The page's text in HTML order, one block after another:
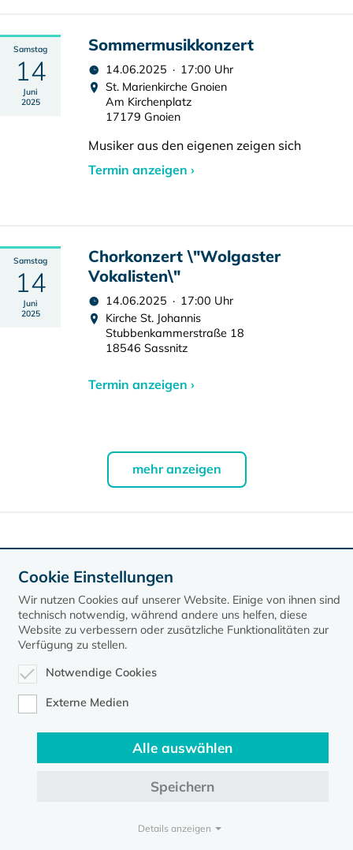
Samstag
14
Juni
2025
Sommermusikkonzert
14.06.2025 · 17:00 Uhr
St. Marienkirche Gnoien
Am Kirchenplatz
17179 Gnoien
Musiker aus den eigenen zeigen sich
Termin anzeigen ›
Samstag
14
Juni
2025
Chorkonzert \"Wolgaster
Vokalisten\"
14.06.2025 · 17:00 Uhr
Kirche St. Johannis
Stubbenkammerstraße 18
18546 Sassnitz
Termin anzeigen ›
mehr anzeigen
Daten exportieren
Kontakt
Cookie Einstellungen
Wir nutzen Cookies auf unserer Website. Einige von ihnen sind
technisch notwendig, während andere uns helfen, diese
Website zu verbessern oder zusätzliche Funktionalitäten zur
Verfügung zu stellen.
Notwendige Cookies
Externe Medien
Alle auswählen
Speichern
Details anzeigen